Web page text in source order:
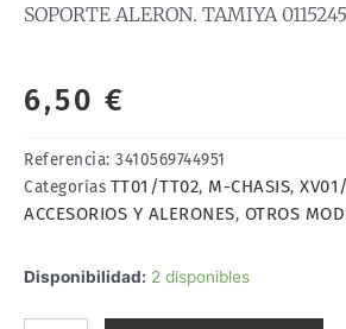
SOPORTE ALERON. TAMIYA 0115245
6,50 €
Referencia: 3410569744951
Categorías TT01/TT02, M-CHASIS,
ACCESORIOS Y ALERONES, OTROS
Disponibilidad: 2 disponibles
SOPORTE